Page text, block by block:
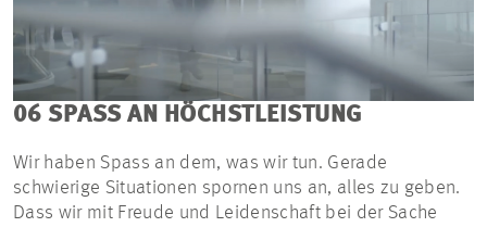
06 SPASS AN HÖCHSTLEISTUNG
Wir haben Spass an dem, was wir tun. Gerade
schwierige Situationen spornen uns an, alles zu geben.
Dass wir mit Freude und Leidenschaft bei der Sache